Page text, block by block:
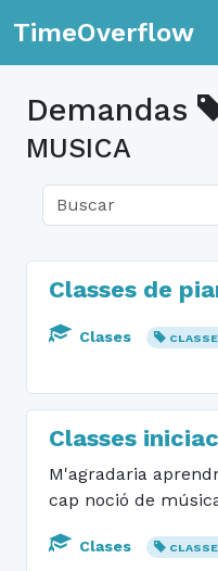
TimeOverflow
Demandas
MUSICA
Classes de
Clases
Classes
M'agradaria
cap noció de
Clases